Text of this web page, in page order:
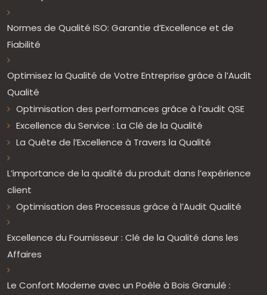
Normes de Qualité ISO: Garantie d’Excellence et de
Fiabilité
Optimisez la Qualité de Votre Entreprise grâce à l’Audit
Qualité
Optimisation des performances grâce à l’audit QSE
Excellence du Service : La Clé de la Qualité
La Quête de l’Excellence à Travers la Qualité
L’importance de la qualité du produit dans l’expérience
client
Optimisation des Processus grâce à l’Audit Qualité
Excellence du Fournisseur : Clé de la Qualité dans les
Affaires
Le Confort Moderne avec un Poêle à Bois Granulé :